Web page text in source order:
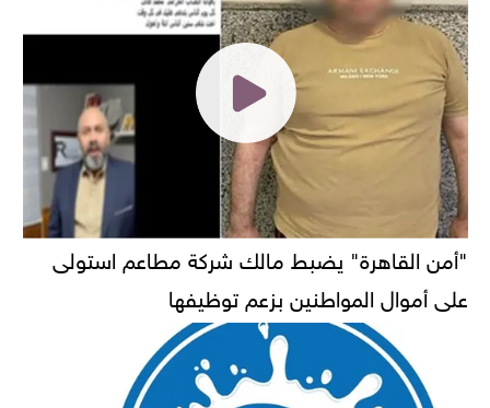
"أمن القاهرة" يضبط مالك شركة مطاعم استولى
على أموال المواطنين بزعم توظيفها